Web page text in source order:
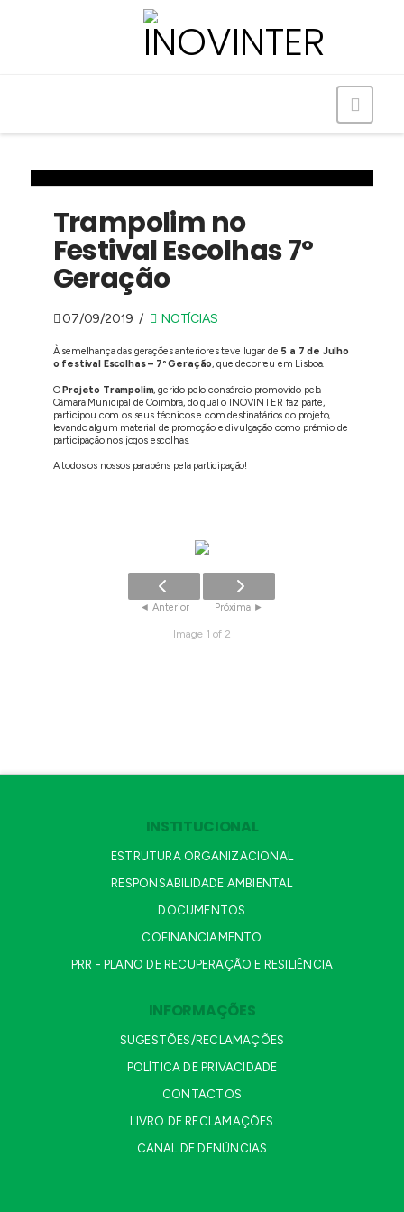
Trampolim no
Festival Escolhas 7º
Geração
07/09/2019 NOTÍCIAS
À semelhança das gerações anteriores teve lugar de 5 a 7 de Julho
o festival Escolhas – 7º Geração, que decorreu em Lisboa.
OProjeto Trampolim, gerido pelo consórcio promovido pela
Câmara Municipal de Coimbra, do qual o INOVINTER faz parte,
participou com os seus técnicos e com destinatários do projeto,
levando algum material de promoção e divulgação como prémio de
participação nos jogos escolhas.
A todos os nossos parabéns pela participação!
Image 1 of 2
INSTITUCIONAL
ESTRUTURA ORGANIZACIONAL
RESPONSABILIDADE AMBIENTAL
DOCUMENTOS
COFINANCIAMENTO
PRR - PLANO DE RECUPERAÇÃO E RESILIÊNCIA
INFORMAÇÕES
SUGESTÕES/RECLAMAÇÕES
POLÍTICA DE PRIVACIDADE
CONTACTOS
LIVRO DE RECLAMAÇÕES
CANAL DE DENÚNCIAS